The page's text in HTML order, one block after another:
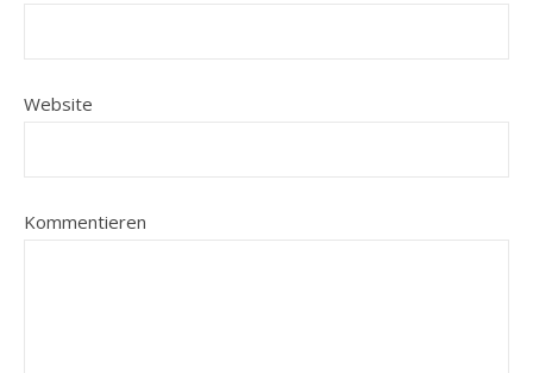
Website
Kommentieren